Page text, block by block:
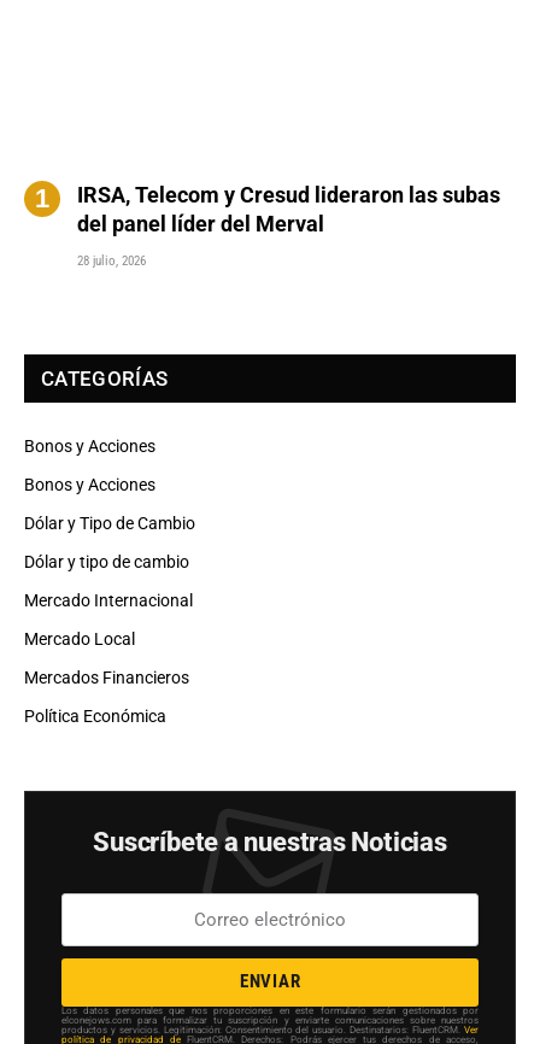
IRSA, Telecom y Cresud lideraron las subas
del panel líder del Merval
28 julio, 2026
CATEGORÍAS
Bonos y Acciones
Bonos y Acciones
Dólar y Tipo de Cambio
Dólar y tipo de cambio
Mercado Internacional
Mercado Local
Mercados Financieros
Política Económica
Suscríbete a nuestras Noticias
ENVIAR
Los datos personales que nos proporciones en este formulario serán gestionados por
elconejows.com para formalizar tu suscripción y enviarte comunicaciones sobre nuestros
productos y servicios. Legitimación: Consentimiento del usuario. Destinatarios: FluentCRM. Ver
política de privacidad de FluentCRM. Derechos: Podrás ejercer tus derechos de acceso,